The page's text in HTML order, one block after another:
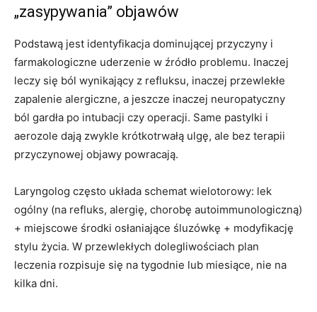
„zasypywania” objawów
Podstawą jest identyfikacja dominującej przyczyny i
farmakologiczne uderzenie w źródło problemu. Inaczej
leczy się ból wynikający z refluksu, inaczej przewlekłe
zapalenie alergiczne, a jeszcze inaczej neuropatyczny
ból gardła po intubacji czy operacji. Same pastylki i
aerozole dają zwykle krótkotrwałą ulgę, ale bez terapii
przyczynowej objawy powracają.
Laryngolog często układa schemat wielotorowy: lek
ogólny (na refluks, alergię, chorobę autoimmunologiczną)
+ miejscowe środki osłaniające śluzówkę + modyfikację
stylu życia. W przewlekłych dolegliwościach plan
leczenia rozpisuje się na tygodnie lub miesiące, nie na
kilka dni.